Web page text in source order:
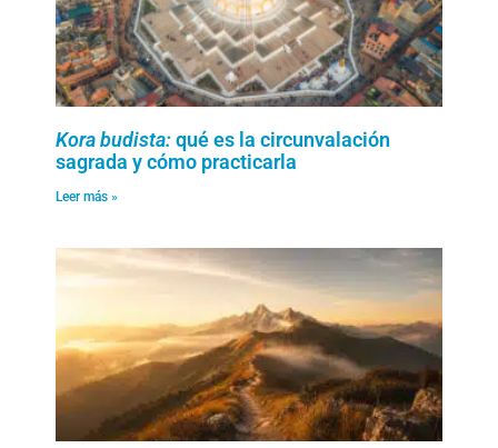
Kora budista:qué es la circunvalación
sagrada y cómo practicarla
Leer más »